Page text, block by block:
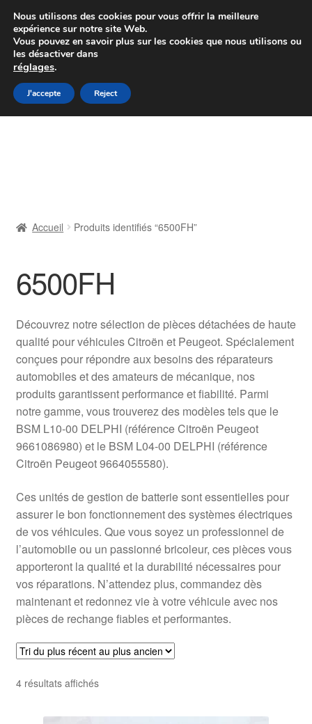
Colissimo livraison à partir de 7 EUR
Du lundi au vendredi de 9 h à 16 h
Aller
à
Aller
au
Livraison
Livraison internationale
Mon compte
Paiements
Panier
Plainte
Politique de confidentialité
Procédure de Réclamation
Termes et conditions
Accueil Produits identifiés “6500FH”
6500FH
Découvrez notre sélection de pièces détachées de haute
qualité pour véhicules Citroën et Peugeot. Spécialement
conçues pour répondre aux besoins des réparateurs
automobiles et des amateurs de mécanique, nos
produits garantissent performance et fiabilité. Parmi
notre gamme, vous trouverez des modèles tels que le
BSM L10-00 DELPHI (référence Citroën Peugeot
9661086980) et le BSM L04-00 DELPHI (référence
Citroën Peugeot 9664055580).
Ces unités de gestion de batterie sont essentielles pour
assurer le bon fonctionnement des systèmes électriques
de vos véhicules. Que vous soyez un professionnel de
l’automobile ou un passionné bricoleur, ces pièces vous
apporteront la qualité et la durabilité nécessaires pour
vos réparations. N’attendez plus, commandez dès
maintenant et redonnez vie à votre véhicule avec nos
pièces de rechange fiables et performantes.
4 résultats affichésTrié
Nous utilisons des cookies pour vous offrir la meilleure
expérience sur notre site Web.
Vous pouvez en savoir plus sur les cookies que nous utilisons ou
les désactiver dans
réglages.
J'accepte Reject